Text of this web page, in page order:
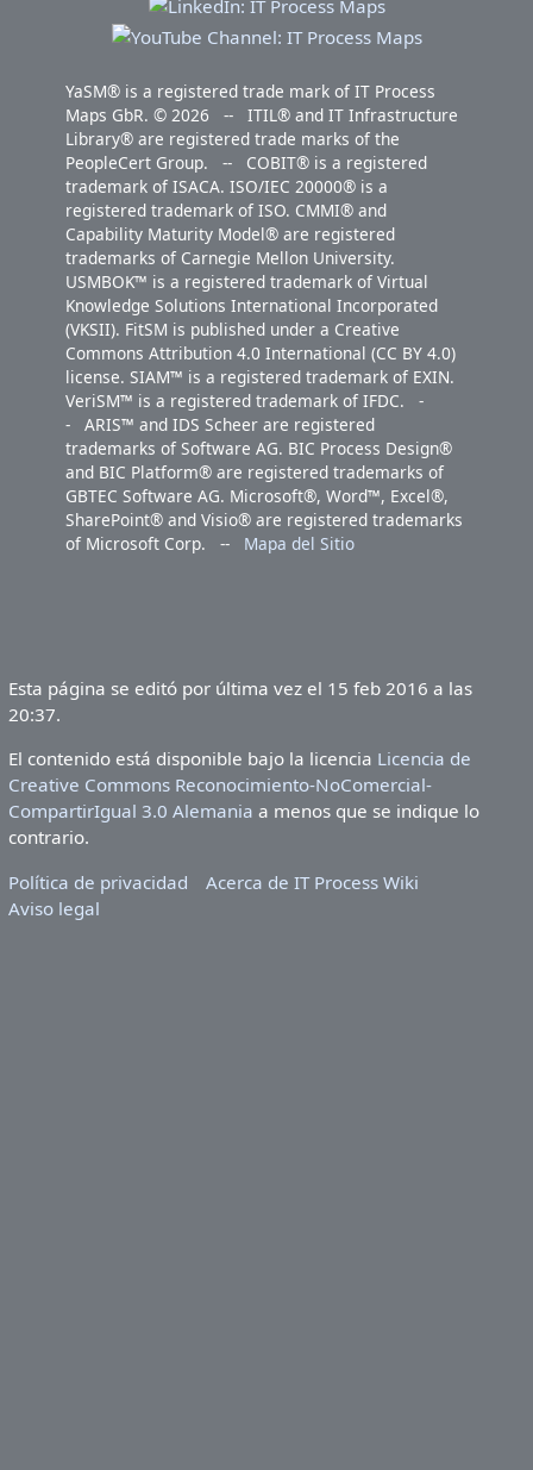
YaSM® is a registered trade mark of IT Process
Maps GbR. © 2026 -- ITIL® and IT Infrastructure
Library® are registered trade marks of the
PeopleCert Group. -- COBIT® is a registered
trademark of ISACA. ISO/IEC 20000® is a
registered trademark of ISO. CMMI® and
Capability Maturity Model® are registered
trademarks of Carnegie Mellon University.
USMBOK™ is a registered trademark of Virtual
Knowledge Solutions International Incorporated
(VKSII). FitSM is published under a Creative
Commons Attribution 4.0 International (CC BY 4.0)
license. SIAM™ is a registered trademark of EXIN.
VeriSM™ is a registered trademark of IFDC. -
- ARIS™ and IDS Scheer are registered
trademarks of Software AG. BIC Process Design®
and BIC Platform® are registered trademarks of
GBTEC Software AG. Microsoft®, Word™, Excel®,
SharePoint® and Visio® are registered trademarks
of Microsoft Corp. -- Mapa del Sitio
Esta página se editó por última vez el 15 feb 2016 a las
20:37.
El contenido está disponible bajo la licencia Licencia de
Creative Commons Reconocimiento-NoComercial-
CompartirIgual 3.0 Alemania a menos que se indique lo
contrario.
Política de privacidad
Acerca de IT Process Wiki
Aviso legal